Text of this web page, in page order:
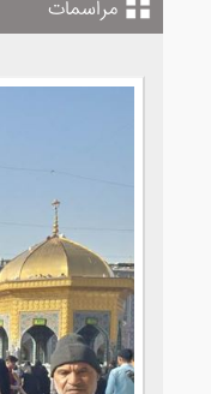
مراسمات